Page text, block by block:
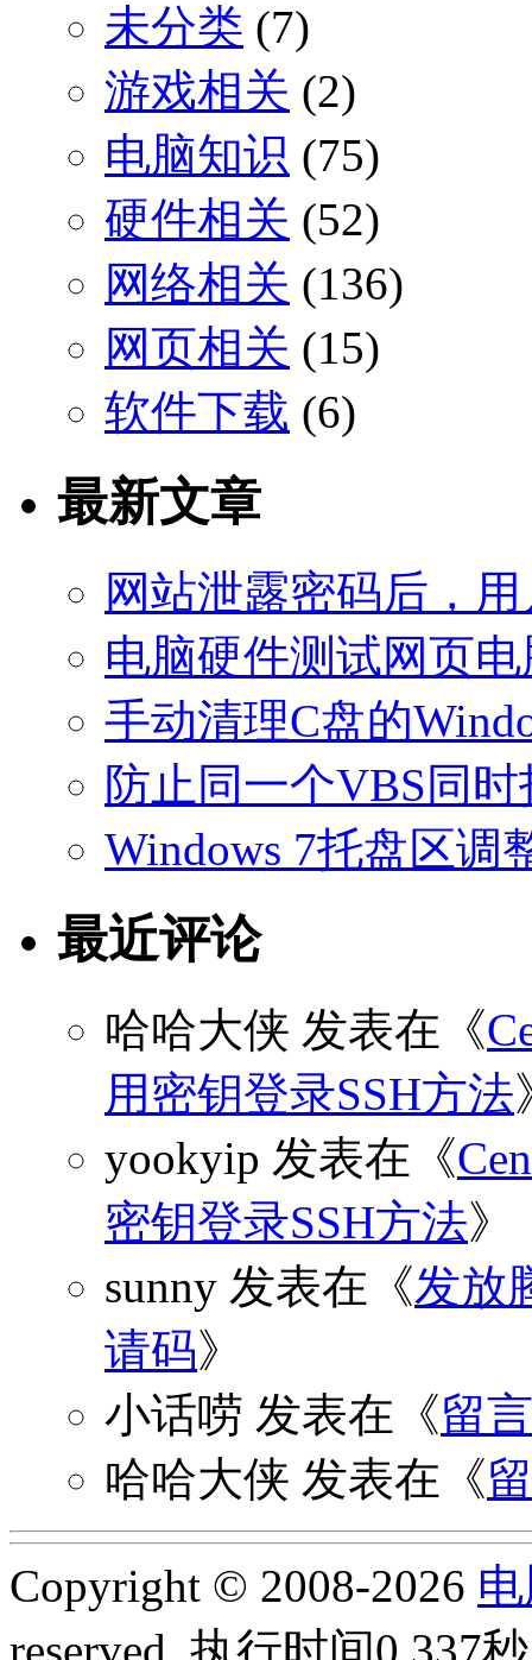
未分类 (7)
游戏相关 (2)
电脑知识 (75)
硬件相关 (52)
网络相关 (136)
网页相关 (15)
软件下载 (6)
最新文章
网站泄露密码后，
电脑硬件测试网页
手动清理C盘的
防止同一个VBS同
Windows 7托盘区调
最近评论
哈哈大侠 发表在《
用密钥登录SSH方法
yookyip 发表在《
密钥登录SSH方法》
sunny 发表在《发放
请码》
小话唠 发表在《留
哈哈大侠 发表在《
Copyright © 2008-2026